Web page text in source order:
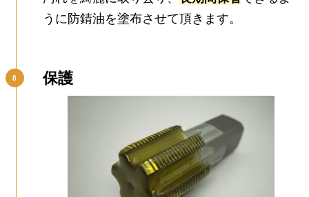
うに防錆油を塗布させて頂きます。
保護